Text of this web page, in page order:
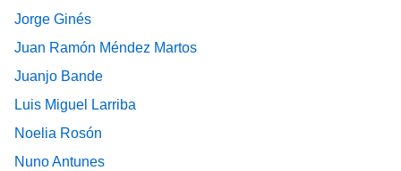
Jorge Ginés
Juan Ramón Méndez Martos
Juanjo Bande
Luis Miguel Larriba
Noelia Rosón
Nuno Antunes